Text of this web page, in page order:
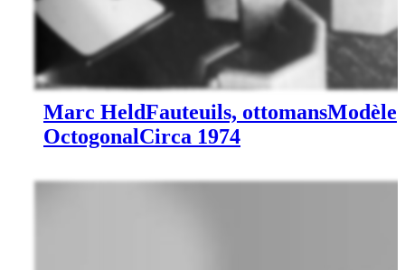
Marc HeldFauteuils, ottomansModèle
OctogonalCirca 1974